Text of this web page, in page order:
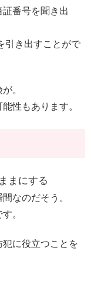
番号を聞き出
引き出すことがで
。
性もあります。
まにする
なのだそう。
。
に役立つことを